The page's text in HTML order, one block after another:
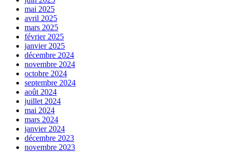
mai 2025
avril 2025
mars 2025
février 2025
janvier 2025
décembre 2024
novembre 2024
octobre 2024
septembre 2024
août 2024
juillet 2024
mai 2024
mars 2024
janvier 2024
décembre 2023
novembre 2023